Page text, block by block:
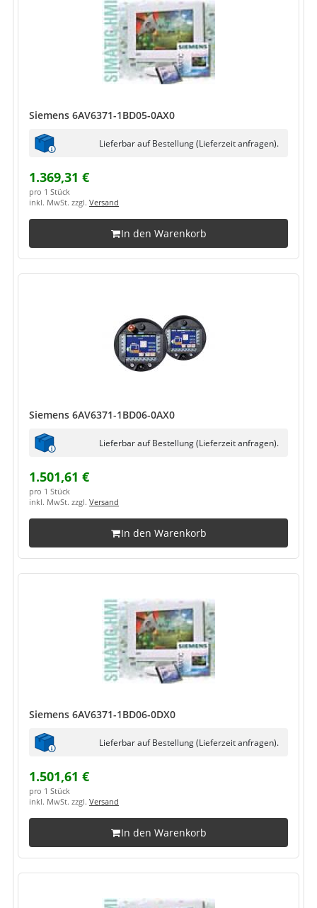
Siemens 6AV6371-1BD05-0AX0
Lieferbar auf Bestellung (Lieferzeit anfragen).
1.369,31 €
pro 1 Stück
inkl. MwSt. zzgl. Versand
In den Warenkorb
Siemens 6AV6371-1BD06-0AX0
Lieferbar auf Bestellung (Lieferzeit anfragen).
1.501,61 €
pro 1 Stück
inkl. MwSt. zzgl. Versand
In den Warenkorb
Siemens 6AV6371-1BD06-0DX0
Lieferbar auf Bestellung (Lieferzeit anfragen).
1.501,61 €
pro 1 Stück
inkl. MwSt. zzgl. Versand
In den Warenkorb